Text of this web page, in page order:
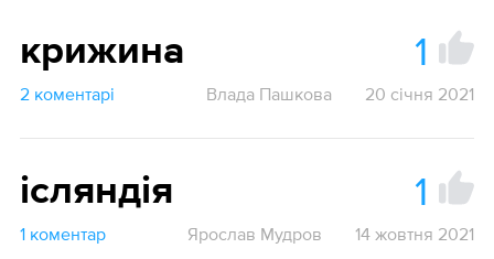
крижина 1
2 коментарі Влада Пашкова 20 січня 2021
ісляндія 1
1 коментар Ярослав Мудров 14 жовтня 2021